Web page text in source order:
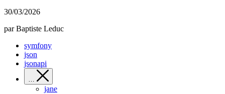
30/03/2026
par Baptiste Leduc
symfony
json
jsonapi
…
jane